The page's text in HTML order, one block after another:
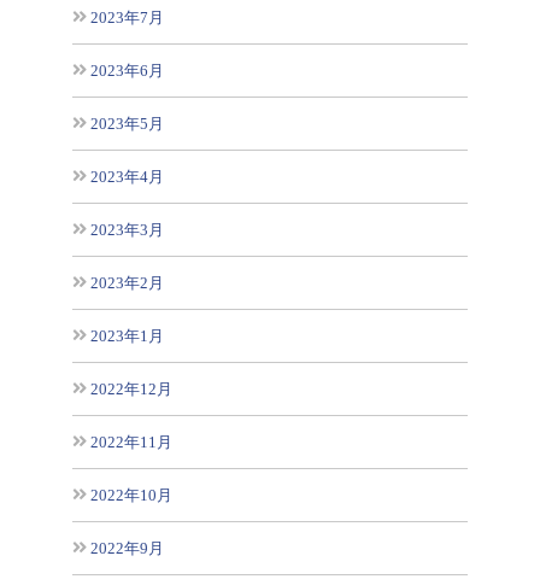
2023年7月
2023年6月
2023年5月
2023年4月
2023年3月
2023年2月
2023年1月
2022年12月
2022年11月
2022年10月
2022年9月